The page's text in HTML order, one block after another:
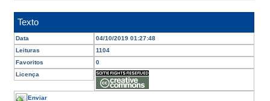
Texto
Data
04/10/2019 01:27:48
Leituras
1104
Favoritos
0
Licença
Enviar